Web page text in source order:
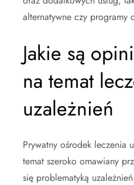
alternatywne czy programy
Jakie są
na temat
uzależnień
Prywatny ośrodek leczenia
temat szeroko omawiany
się problematyką